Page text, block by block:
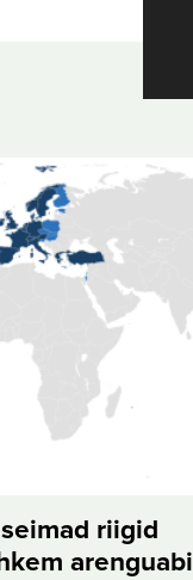
riigid
arenguabi